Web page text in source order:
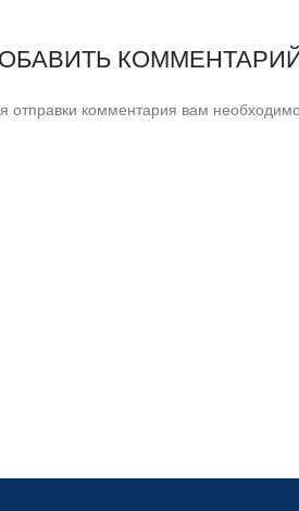
отправки комментария вам необходимо